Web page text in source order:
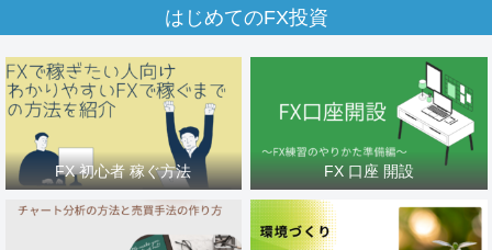
はじめてのFX投資
FX 初心者 稼ぐ方法 FX 口座 開設